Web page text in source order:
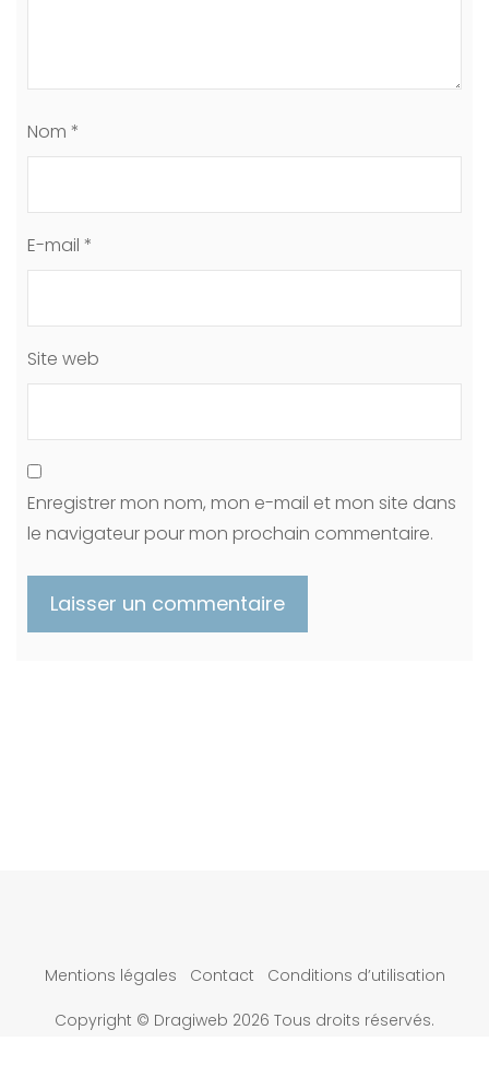
Nom *
E-mail *
Site web
Enregistrer mon nom, mon e-mail et mon site dans
le navigateur pour mon prochain commentaire.
Mentions légales Contact Conditions d’utilisation
Copyright © Dragiweb 2026 Tous droits réservés.